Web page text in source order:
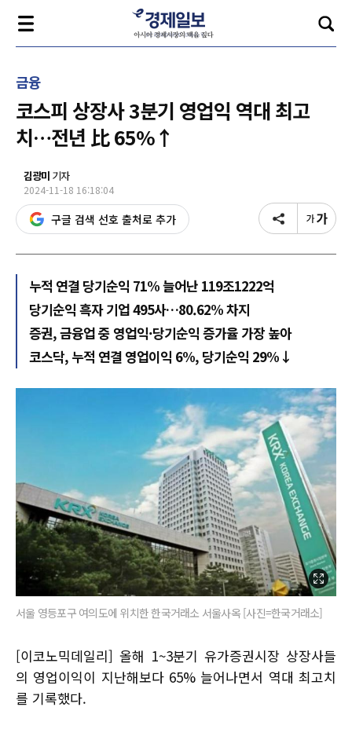
금융
코스피 상장사 3분기 영업익 역대 최고
치…전년 比 65%↑
김광미 기자
2024-11-18 16:18:04
구글 검색 선호 출처로 추가
누적 연결 당기순익 71% 늘어난 119조1222억
당기순익 흑자 기업 495사…80.62% 차지
증권, 금융업 중 영업익·당기순익 증가율 가장 높아
코스닥, 누적 연결 영업이익 6%, 당기순익 29%↓
서울 영등포구 여의도에 위치한 한국거래소 서울사옥 [사진=한국거래소]
[이코노믹데일리] 올해 1~3분기 유가증권시장 상장사들
의 영업이익이 지난해보다 65% 늘어나면서 역대 최고치
를 기록했다.